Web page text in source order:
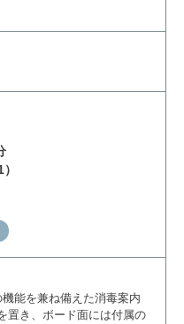
能を兼ね備えた消毒案内
置き、ボード面には付属の